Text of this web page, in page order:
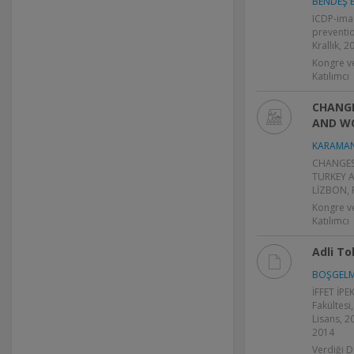
ICDP-
Krallık,
Kongre
Katılımcı
AND
TURKEY
LİZBON,
Kongre
Katılımcı
Adli
İFFET
Lisans,
2014
Verdiği